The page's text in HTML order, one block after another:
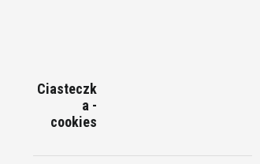
Ciasteczk
a -
cookies